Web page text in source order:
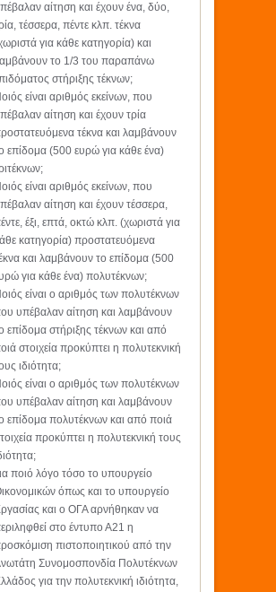
αίτηση και έχουν ένα, δύο,
τέσσερα, πέντε κλπ. τέκνα
για κάθε κατηγορία) και
το 1/3 του παραπάνω
στήριξης τέκνων;
είναι αριθμός εκείνων, που
αίτηση και έχουν τρία
τέκνα και λαμβάνουν
επίδομα (500 ευρώ για κάθε ένα)
είναι αριθμός εκείνων, που
αίτηση και έχουν τέσσερα,
έξι, επτά, οκτώ κλπ. (χωριστά για
κατηγορία) προστατευόμενα
και λαμβάνουν το επίδομα (500
για κάθε ένα) πολυτέκνων;
είναι ο αριθμός των πολυτέκνων
υπέβαλαν αίτηση και λαμβάνουν
επίδομα στήριξης τέκνων και από
στοιχεία προκύπτει η πολυτεκνική
ιδιότητα;
είναι ο αριθμός των πολυτέκνων
υπέβαλαν αίτηση και λαμβάνουν
επίδομα πολυτέκνων και από ποιά
προκύπτει η πολυτεκνική τους
ποιό λόγο τόσο το υπουργείο
όπως και το υπουργείο
και ο ΟΓΑ αρνήθηκαν να
στο έντυπο Α21 η
πιστοποιητικού από την
Συνομοσπονδία Πολυτέκνων
για την πολυτεκνική ιδιότητα,